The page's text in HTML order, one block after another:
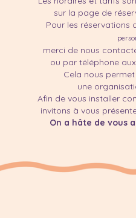
sur la page de
Pour les réservations
merci de nous
ou par téléphone
Cela nous
une
Afin de vous installer
invitons à vous
On a hâte de vous